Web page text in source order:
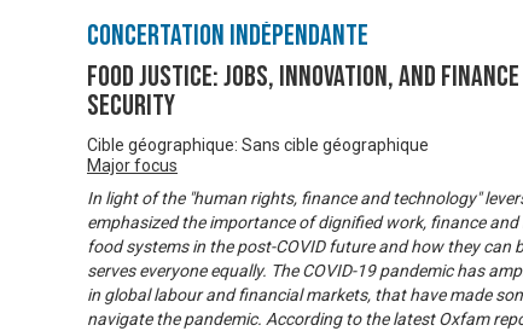
Concertation Indépendante
Food Justice: Jobs, innovation, and
security
Cible géographique: Sans cible géographique
Major focus
In light of the "human rights, finance and technology"
emphasized the importance of dignified work, finance
food systems in the post-COVID future and how they can
serves everyone equally. The COVID-19 pandemic has
in global labour and financial markets, that have made
navigate the pandemic. According to the latest Oxfam